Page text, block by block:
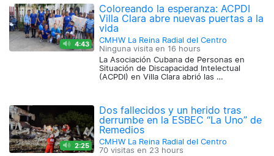
4:43
Coloreando la esperanza: ACPDI
Villa Clara abre nuevas puertas a la
vida
CMHW La Reina Radial del Centro
Ninguna visita en 16 hours
La Asociación Cubana de Personas en
Situación de Discapacidad Intelectual
(ACPDI) en Villa Clara abrió las …
2:25
Dos fallecidos y un herido tras
derrumbe en la ESBEC “La Uno” de
Remedios
CMHW La Reina Radial del Centro
70 visitas en 23 hours